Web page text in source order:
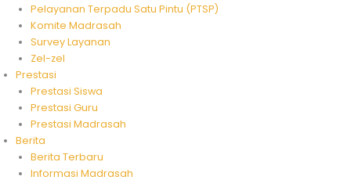
Pelayanan Terpadu Satu Pintu (PTSP)
Komite Madrasah
Survey Layanan
Zel-zel
Prestasi
Prestasi Siswa
Prestasi Guru
Prestasi Madrasah
Berita
Berita Terbaru
Informasi Madrasah